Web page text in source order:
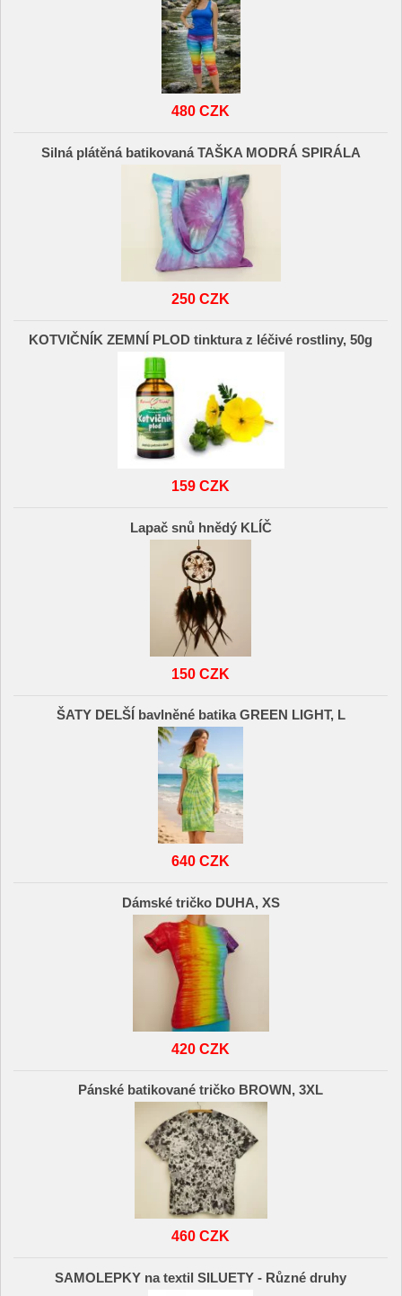
480 CZK
Silná plátěná batikovaná TAŠKA MODRÁ SPIRÁLA
250 CZK
KOTVIČNÍK ZEMNÍ PLOD tinktura z léčivé rostliny, 50g
159 CZK
Lapač snů hnědý KLÍČ
150 CZK
ŠATY DELŠÍ bavlněné batika GREEN LIGHT, L
640 CZK
Dámské tričko DUHA, XS
420 CZK
Pánské batikované tričko BROWN, 3XL
460 CZK
SAMOLEPKY na textil SILUETY - Různé druhy